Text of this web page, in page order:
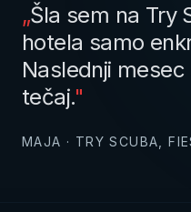
„Šla sem na Try
hotela samo
Naslednji
tečaj."
MAJA · TRY SCUBA,